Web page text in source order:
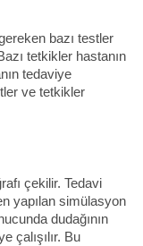
bazı testler
tetkikler hastanın
tedaviye
ve tetkikler
çekilir. Tedavi
yapılan simülasyon
dudağının
çalışılır. Bu